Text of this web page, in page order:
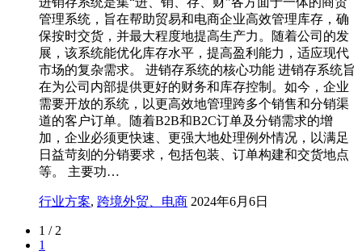
管理系统，旨在帮助贸易和电商企业高效管理库存，确
保按时交货，并最大程度地提高生产力。随着公司的发
展，该系统能优化库存水平，提高盈利能力，适应现代
市场的复杂需求。 进销存系统的核心功能 进销存系统旨
在为公司内部提供更好的财务和库存控制。如今，企业
需要开放的系统，以更高效地管理跨多个销售和分销渠
道的客户订单。随着B2B和B2C订单及分销需求的增
加，企业必须更快速、更强大地处理例外情况，以满足
日益苛刻的分销要求，包括包装、订单构建和交货地点
等。 主要功…
行业方案, 跨境外贸、电商 2024年6月6日
1 / 2
1